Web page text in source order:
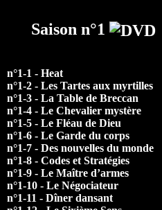
Saison n°1
n°1-1 - Heat
n°1-2 - Les Tartes aux myrtilles
n°1-3 - La Table de Breccan
n°1-4 - Le Chevalier mystère
n°1-5 - Le Fléau de Dieu
n°1-6 - Le Garde du corps
n°1-7 - Des nouvelles du monde
n°1-8 - Codes et Stratégies
n°1-9 - Le Maître d’armes
n°1-10 - Le Négociateur
n°1-11 - Dîner dansant